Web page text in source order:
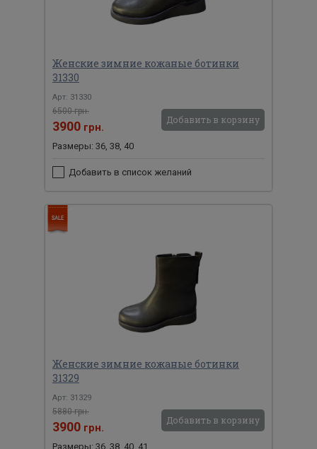
Женские зимние кожаные ботинки
31330
Арт: 31330
6500 грн.
3900 грн.
Добавить в корзину
Размеры: 36, 38, 40
Добавить в список желаний
Женские зимние кожаные ботинки
31329
Арт: 31329
5880 грн.
3900 грн.
Добавить в корзину
Размеры: 36, 38, 40, 41